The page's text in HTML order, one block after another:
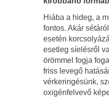
Hiába a hideg, a
fontos. Akár
esetén
esetleg síelésről
örömmel fogja
friss levegő
vérkeringésünk,
oxigénfelvevő